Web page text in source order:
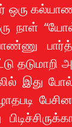
ஒரு
நாள்
இது